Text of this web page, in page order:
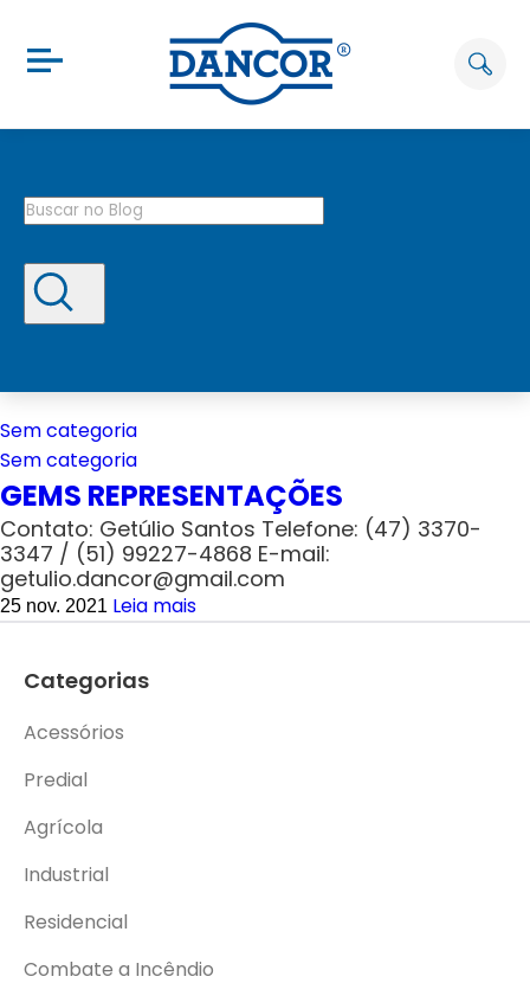
Sem categoria
Sem categoria
GEMS REPRESENTAÇÕES
Contato: Getúlio Santos Telefone: (47) 3370-
3347 / (51) 99227-4868 E-mail:
getulio.dancor@gmail.com
25 nov. 2021 Leia mais
Categorias
Acessórios
Predial
Agrícola
Industrial
Residencial
Combate a Incêndio